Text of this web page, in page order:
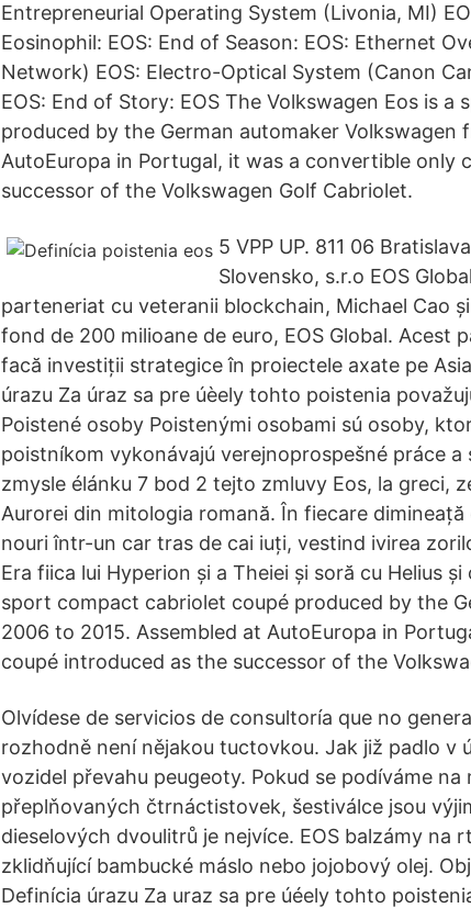
Entrepreneurial Operating System (Livonia, MI)
Eosinophil: EOS: End of Season: EOS: Ethernet
Network) EOS: Electro-Optical System (Canon
EOS: End of Story: EOS The Volkswagen Eos is
produced by the German automaker Volkswagen
AutoEuropa in Portugal, it was a convertible only
successor of the Volkswagen Golf Cabriolet.
5 VPP UP. 811 06
Slovensko, s.r.o EOS
parteneriat cu veteranii blockchain, Michael Cao
fond de 200 milioane de euro, EOS Global. Acest
facă investiții strategice în proiectele axate pe
úrazu Za úraz sa pre úèely tohto poistenia
Poistené osoby Poistenými osobami sú osoby,
poistníkom vykonávajú verejnoprospešné práce
zmysle élánku 7 bod 2 tejto zmluvy Eos, la greci,
Aurorei din mitologia romană. În fiecare
nouri într-un car tras de cai iuți, vestind ivirea
Era fiica lui Hyperion și a Theiei și soră cu Helius
sport compact cabriolet coupé produced by the
2006 to 2015. Assembled at AutoEuropa in
coupé introduced as the successor of the
Olvídese de servicios de consultoría que no
rozhodně není nějakou tuctovkou. Jak již padlo v
vozidel převahu peugeoty. Pokud se podíváme
přeplňovaných čtrnáctistovek, šestiválce jsou
dieselových dvoulitrů je nejvíce. EOS balzámy na
zklidňující bambucké máslo nebo jojobový olej.
Definícia úrazu Za uraz sa pre úéely tohto